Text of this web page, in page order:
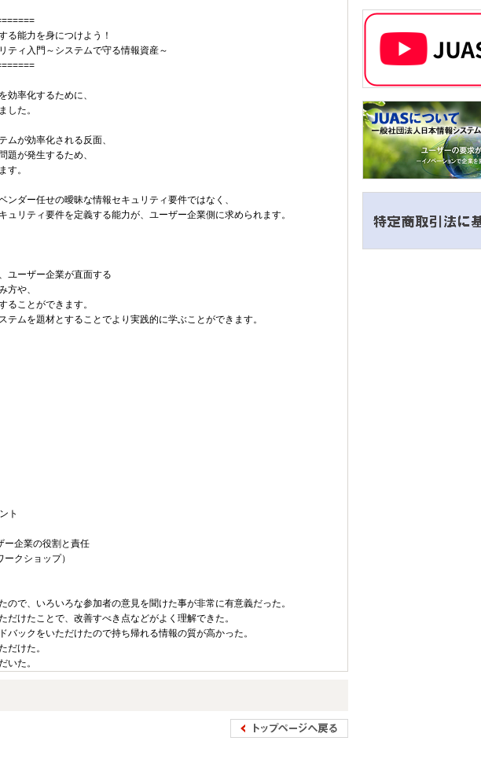
る能力を身につけよう！
ティ入門～システムで守る情報資産～
効率化するために、
した。
ムが効率化される反面、
題が発生するため、
す。
ダー任せの曖昧な情報セキュリティ要件ではなく、
リティ要件を定義する能力が、ユーザー企業側に求められます。
ユーザー企業が直面する
方や、
ることができます。
ムを題材とすることでより実践的に学ぶことができます。
ト
ー企業の役割と責任
クショップ）
ので、いろいろな参加者の意見を聞けた事が非常に有意義だった。
だけたことで、改善すべき点などがよく理解できた。
バックをいただけたので持ち帰れる情報の質が高かった。
だけた。
いた。